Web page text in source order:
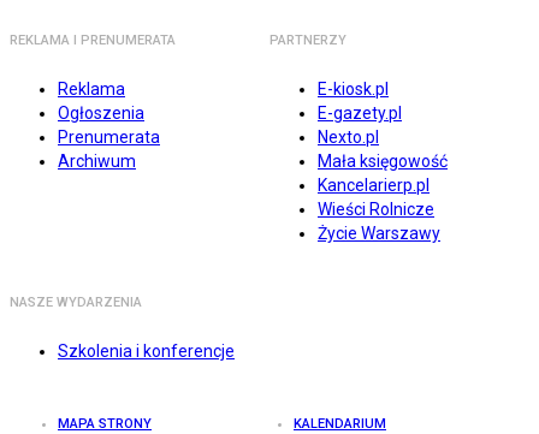
REKLAMA I PRENUMERATA
Reklama
Ogłoszenia
Prenumerata
Archiwum
PARTNERZY
E-kiosk.pl
E-gazety.pl
Nexto.pl
Mała księgowość
Kancelarierp.pl
Wieści Rolnicze
Życie Warszawy
NASZE WYDARZENIA
Szkolenia i konferencje
MAPA STRONY KALENDARIUM